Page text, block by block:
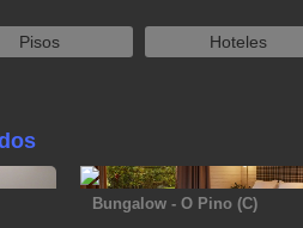
Pisos Hoteles
Bungalow - O Pino (C)